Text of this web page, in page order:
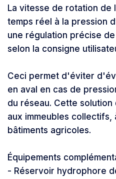
La vitesse de rotation de
temps réel à la pression
une régulation précise
selon la consigne
Ceci permet d'éviter
en aval en cas de
du réseau. Cette
aux immeubles collectifs,
bâtiments agricoles.
Équipements
- Réservoir hydrophore